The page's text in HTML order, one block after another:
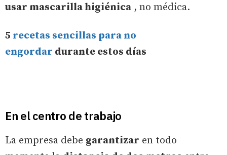
usar mascarilla higiénica , no médica.
5 recetas sencillas para no
engordar durante estos días
En el centro de trabajo
La empresa debe garantizar en todo